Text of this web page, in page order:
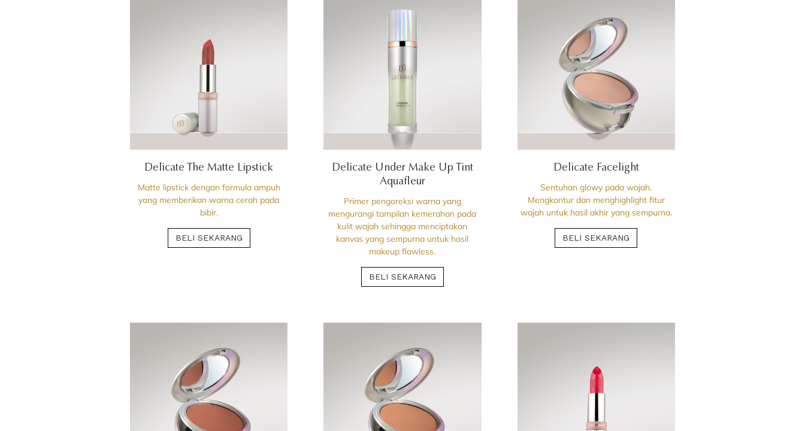
Delicate The Matte Lipstick
Matte lipstick dengan formula ampuh
yang memberikan warna cerah pada
bibir.
BELI SEKARANG
Delicate Under Make Up Tint
Aquafleur
Primer pengoreksi warna yang
mengurangi tampilan kemerahan pada
kulit wajah sehingga menciptakan
kanvas yang sempurna untuk hasil
makeup flawless.
BELI SEKARANG
Delicate Facelight
Sentuhan glowy pada wajah.
Mengkontur dan menghighlight fitur
wajah untuk hasil akhir yang sempurna.
BELI SEKARANG